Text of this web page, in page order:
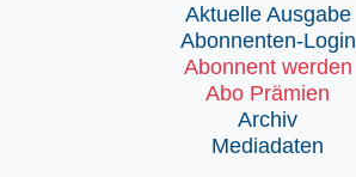
Aktuelle Ausgabe
Abonnenten-Login
Abonnent werden
Abo Prämien
Archiv
Mediadaten